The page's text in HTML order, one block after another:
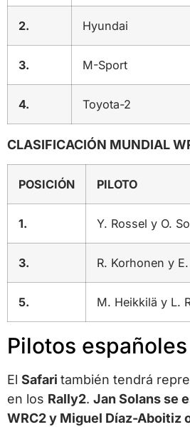
2. Hyundai
3. M-Sport
4. Toyota-2
CLASIFICACIÓN MUNDIAL
POSICIÓN PILOTO
1. Y. Rossel y O.
3. R. Korhonen y
5. M. Heikkilä y L.
Pilotos españoles
El Safari también tendrá
en los Rally2. Jan Solans se
WRC2 y Miguel Díaz-Aboitiz